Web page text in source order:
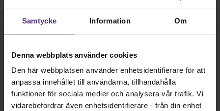
Samtycke Information Om
Denna webbplats använder cookies
Den här webbplatsen använder enhetsidentifierare för att
anpassa innehållet till användarna, tillhandahålla
funktioner för sociala medier och analysera vår trafik. Vi
vidarebefordrar även enhetsidentifierare - från din enhet